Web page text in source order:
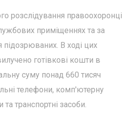
розслідування правоохоронці
приміщеннях та за
В ході цих
готівкові кошти в
суму понад 660 тисяч
телефони, комп'ютерну
та транспортні засоби.